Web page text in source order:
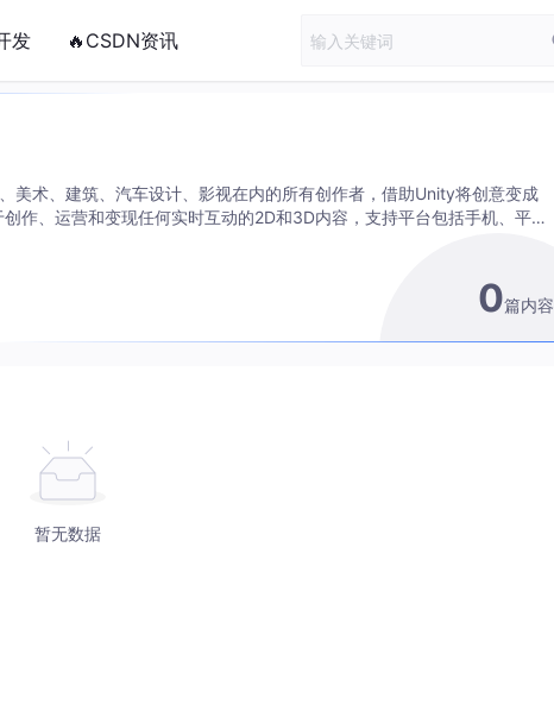
发 🔥CSDN资讯
美术、建筑、汽车设计、影视在内的所有创作者，借助Unity将创意变成
作、运营和变现任何实时互动的2D和3D内容，支持平台包括手机、平板
0篇内容
暂无数据